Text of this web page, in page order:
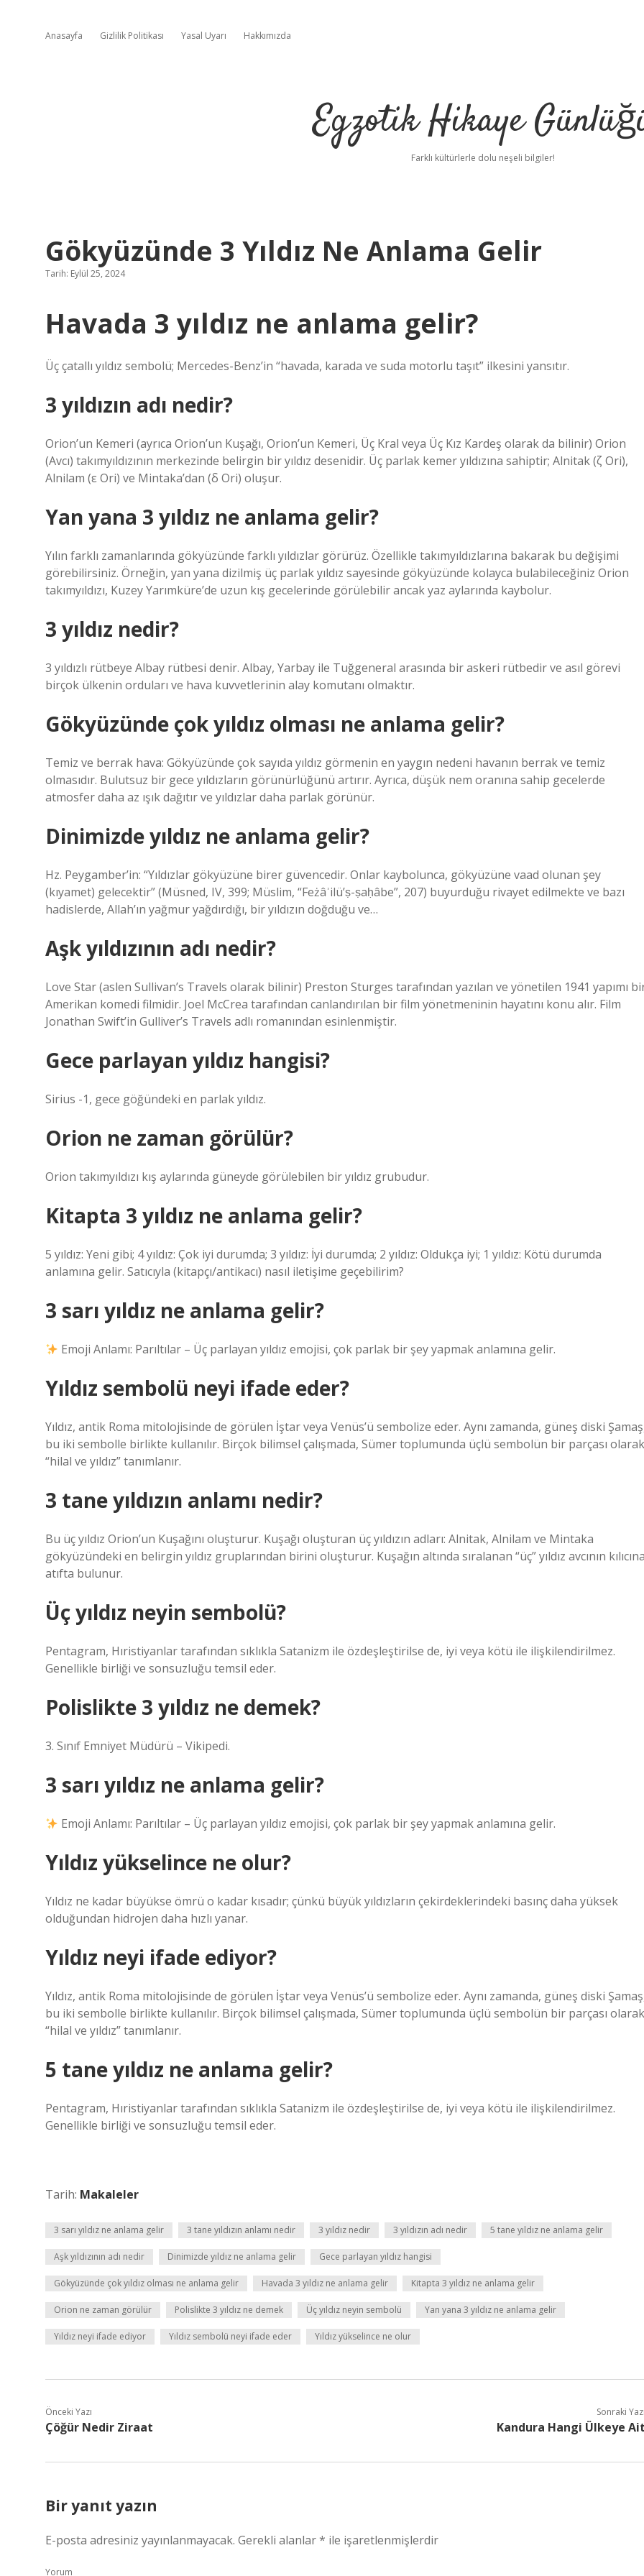
Anasayfa Gizlilik Politikası Yasal Uyarı Hakkımızda
Egzotik Hikaye
Farklı kültürlerle dolu neşeli bilgiler!
Gökyüzünde 3 Yıldız Ne Anlama Gelir
Tarih: Eylül 25, 2024
Havada 3 yıldız ne anlama gelir?
Üç çatallı yıldız sembolü; Mercedes-Benz’in “havada, karada ve suda motorlu taşıt” ilkesini yansıtır.
3 yıldızın adı nedir?
Orion’un Kemeri (ayrıca Orion’un Kuşağı, Orion’un Kemeri, Üç Kral veya Üç Kız Kardeş olarak da bilinir) Orion
(Avcı) takımyıldızının merkezinde belirgin bir yıldız desenidir. Üç parlak kemer yıldızına sahiptir; Alnitak (ζ Ori),
Alnilam (ε Ori) ve Mintaka’dan (δ Ori) oluşur.
Yan yana 3 yıldız ne anlama gelir?
Yılın farklı zamanlarında gökyüzünde farklı yıldızlar görürüz. Özellikle takımyıldızlarına bakarak bu değişimi
görebilirsiniz. Örneğin, yan yana dizilmiş üç parlak yıldız sayesinde gökyüzünde kolayca bulabileceğiniz Orion
takımyıldızı, Kuzey Yarımküre’de uzun kış gecelerinde görülebilir ancak yaz aylarında kaybolur.
3 yıldız nedir?
3 yıldızlı rütbeye Albay rütbesi denir. Albay, Yarbay ile Tuğgeneral arasında bir askeri rütbedir ve asıl görevi
birçok ülkenin orduları ve hava kuvvetlerinin alay komutanı olmaktır.
Gökyüzünde çok yıldız olması ne anlama gelir?
Temiz ve berrak hava: Gökyüzünde çok sayıda yıldız görmenin en yaygın nedeni havanın berrak ve temiz
olmasıdır. Bulutsuz bir gece yıldızların görünürlüğünü artırır. Ayrıca, düşük nem oranına sahip gecelerde
atmosfer daha az ışık dağıtır ve yıldızlar daha parlak görünür.
Dinimizde yıldız ne anlama gelir?
Hz. Peygamber’in: “Yıldızlar gökyüzüne birer güvencedir. Onlar kaybolunca, gökyüzüne vaad olunan şey
(kıyamet) gelecektir” (Müsned, IV, 399; Müslim, “Feżâʾilü’ṣ-ṣaḥâbe”, 207) buyurduğu rivayet edilmekte ve bazı
hadislerde, Allah’ın yağmur yağdırdığı, bir yıldızın doğduğu ve…
Aşk yıldızının adı nedir?
Love Star (aslen Sullivan’s Travels olarak bilinir) Preston Sturges tarafından yazılan ve yönetilen 1941 yapımı
Amerikan komedi filmidir. Joel McCrea tarafından canlandırılan bir film yönetmeninin hayatını konu alır. Film
Jonathan Swift’in Gulliver’s Travels adlı romanından esinlenmiştir.
Gece parlayan yıldız hangisi?
Sirius -1, gece göğündeki en parlak yıldız.
Orion ne zaman görülür?
Orion takımyıldızı kış aylarında güneyde görülebilen bir yıldız grubudur.
Kitapta 3 yıldız ne anlama gelir?
5 yıldız: Yeni gibi; 4 yıldız: Çok iyi durumda; 3 yıldız: İyi durumda; 2 yıldız: Oldukça iyi; 1 yıldız: Kötü durumda
anlamına gelir. Satıcıyla (kitapçı/antikacı) nasıl iletişime geçebilirim?
3 sarı yıldız ne anlama gelir?
Emoji Anlamı: Parıltılar – Üç parlayan yıldız emojisi, çok parlak bir şey yapmak anlamına gelir.
Yıldız sembolü neyi ifade eder?
Yıldız, antik Roma mitolojisinde de görülen İştar veya Venüs’ü sembolize eder. Aynı zamanda, güneş diski
bu iki sembolle birlikte kullanılır. Birçok bilimsel çalışmada, Sümer toplumunda üçlü sembolün bir parçası olarak
“hilal ve yıldız” tanımlanır.
3 tane yıldızın anlamı nedir?
Bu üç yıldız Orion’un Kuşağını oluşturur. Kuşağı oluşturan üç yıldızın adları: Alnitak, Alnilam ve Mintaka
gökyüzündeki en belirgin yıldız gruplarından birini oluşturur. Kuşağın altında sıralanan “üç” yıldız avcının kılıcına
atıfta bulunur.
Üç yıldız neyin sembolü?
Pentagram, Hıristiyanlar tarafından sıklıkla Satanizm ile özdeşleştirilse de, iyi veya kötü ile ilişkilendirilmez.
Genellikle birliği ve sonsuzluğu temsil eder.
Polislikte 3 yıldız ne demek?
3. Sınıf Emniyet Müdürü – Vikipedi.
3 sarı yıldız ne anlama gelir?
Emoji Anlamı: Parıltılar – Üç parlayan yıldız emojisi, çok parlak bir şey yapmak anlamına gelir.
Yıldız yükselince ne olur?
Yıldız ne kadar büyükse ömrü o kadar kısadır; çünkü büyük yıldızların çekirdeklerindeki basınç daha yüksek
olduğundan hidrojen daha hızlı yanar.
Yıldız neyi ifade ediyor?
Yıldız, antik Roma mitolojisinde de görülen İştar veya Venüs’ü sembolize eder. Aynı zamanda, güneş diski
bu iki sembolle birlikte kullanılır. Birçok bilimsel çalışmada, Sümer toplumunda üçlü sembolün bir parçası olarak
“hilal ve yıldız” tanımlanır.
5 tane yıldız ne anlama gelir?
Pentagram, Hıristiyanlar tarafından sıklıkla Satanizm ile özdeşleştirilse de, iyi veya kötü ile ilişkilendirilmez.
Genellikle birliği ve sonsuzluğu temsil eder.
Tarih: Makaleler
3 sarı yıldız ne anlama gelir 3 tane yıldızın anlamı nedir 3 yıldız nedir 3 yıldızın adı nedir 5 tane yıldız ne anlama gelir
Aşk yıldızının adı nedir Dinimizde yıldız ne anlama gelir Gece parlayan yıldız hangisi
Gökyüzünde çok yıldız olması ne anlama gelir Havada 3 yıldız ne anlama gelir Kitapta 3 yıldız ne anlama gelir
Orion ne zaman görülür Polislikte 3 yıldız ne demek Üç yıldız neyin sembolü Yan yana 3 yıldız ne anlama gelir
Yıldız neyi ifade ediyor Yıldız sembolü neyi ifade eder Yıldız yükselince ne olur
Önceki Yazı
Çöğür Nedir Ziraat
Sonraki Yazı
Kandura Hangi Ülkeye Ait
Bir yanıt yazın
E-posta adresiniz yayınlanmayacak. Gerekli alanlar* ile işaretlenmişlerdir
Yorum